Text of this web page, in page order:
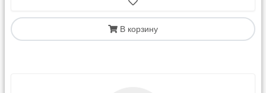
В корзину